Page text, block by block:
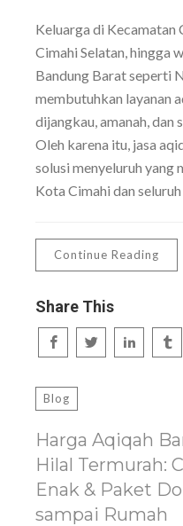
Keluarga di Kecamatan
Cimahi Selatan, hingga
Bandung Barat seperti
membutuhkan layanan
dijangkau, amanah, dan
Oleh karena itu, jasa
solusi menyeluruh yang
Kota Cimahi dan
Continue Reading
Share This
Blog
Harga Aqiqah
Hilal Termurah:
Enak & Paket
sampai Rumah